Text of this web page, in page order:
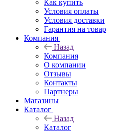
Как купить
Условия оплаты
Условия доставки
Гарантия на товар
Компания
Назад
Компания
О компании
Отзывы
Контакты
Партнеры
Магазины
Каталог
Назад
Каталог